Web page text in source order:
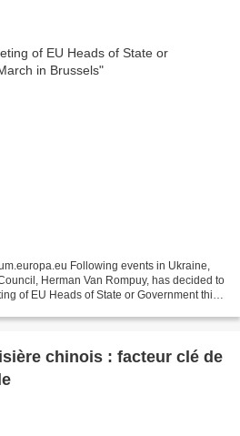
Following events in Ukraine,
Herman Van Rompuy, has decided to
of EU Heads of State or Government this
chinois : facteur clé de